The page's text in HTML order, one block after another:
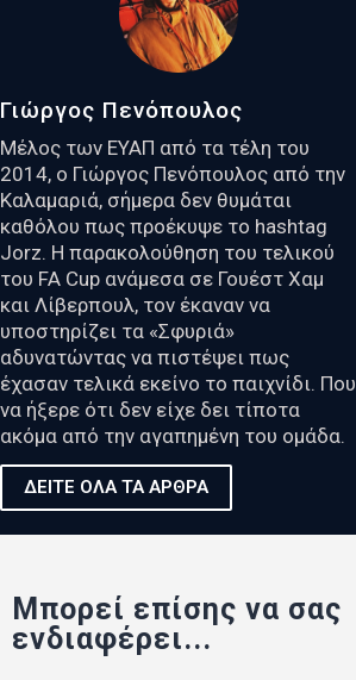
Γιώργος Πενόπουλος
Μέλος των ΕΥΑΠ από τα τέλη του
2014, ο Γιώργος Πενόπουλος από την
Καλαμαριά, σήμερα δεν θυμάται
καθόλου πως προέκυψε το hashtag
Jorz. Η παρακολούθηση του τελικού
του FA Cup ανάμεσα σε Γουέστ Χαμ
και Λίβερπουλ, τον έκαναν να
υποστηρίζει τα «Σφυριά»
αδυνατώντας να πιστέψει πως
έχασαν τελικά εκείνο το παιχνίδι. Που
να ήξερε ότι δεν είχε δει τίποτα
ακόμα από την αγαπημένη του ομάδα.
ΔΕΙΤΕ ΟΛΑ ΤΑ ΑΡΘΡΑ
Μπορεί επίσης να σας
ενδιαφέρει...